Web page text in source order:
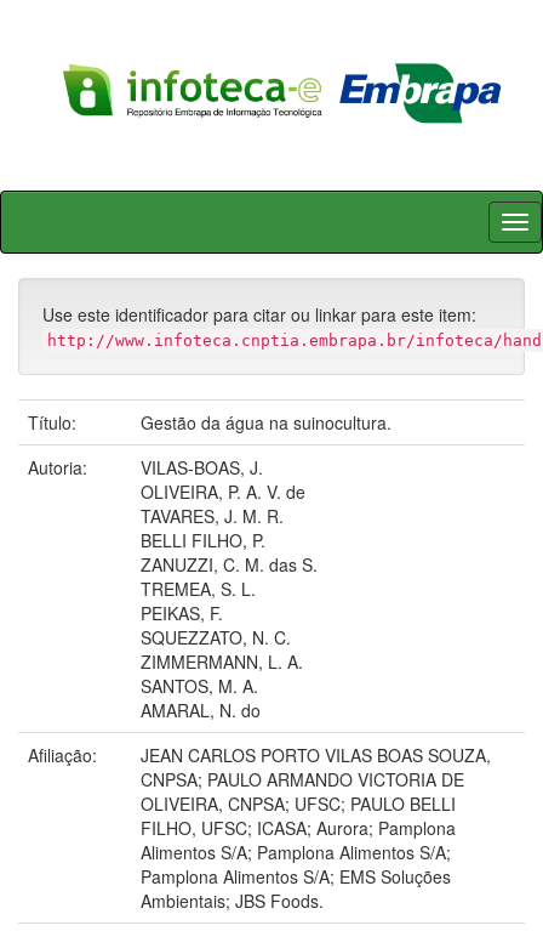
Skip
Use este identificador para citar ou linkar para este item:
http://www.infoteca.cnptia.embrapa.br/infoteca/
Título:
Gestão da água na suinocultura.
Autoria:
VILAS-BOAS, J.
OLIVEIRA, P. A. V. de
TAVARES, J. M. R.
BELLI FILHO, P.
ZANUZZI, C. M. das S.
TREMEA, S. L.
PEIKAS, F.
SQUEZZATO, N. C.
ZIMMERMANN, L. A.
SANTOS, M. A.
AMARAL, N. do
Afiliação:
JEAN CARLOS PORTO VILAS BOAS SOUZA,
CNPSA; PAULO ARMANDO VICTORIA DE
OLIVEIRA, CNPSA; UFSC; PAULO BELLI
FILHO, UFSC; ICASA; Aurora; Pamplona
Alimentos S/A; Pamplona Alimentos S/A;
Pamplona Alimentos S/A; EMS Soluções
Ambientais; JBS Foods.